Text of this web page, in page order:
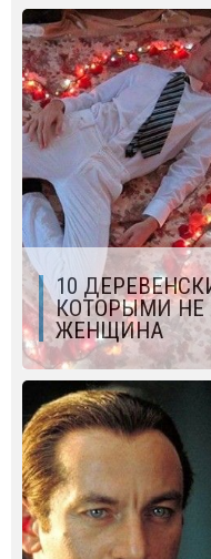
10
КОТОРЫМИ НЕ
ЖЕНЩИНА